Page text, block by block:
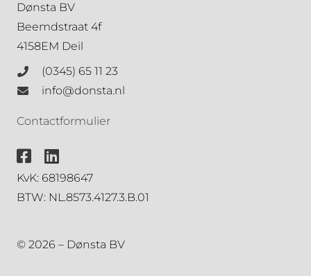
Dønsta BV
Beemdstraat 4f
4158EM Deil
(0345) 65 11 23
info@donsta.nl
Contactformulier
KvK: 68198647
BTW: NL.8573.4127.3.B.01
© 2026 – Dønsta BV